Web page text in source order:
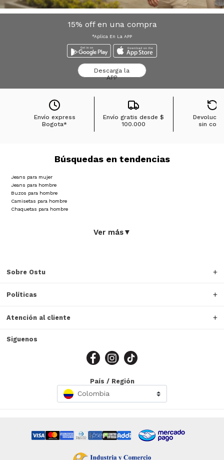
15% off en una compra
*Aplica En La APP
Descarga la
APP
Envío express
Bogota*
Envío gratis desde$
100.000
sin
Búsquedas en tendencias
Jeans para mujer
Jeans para hombre
Buzos para hombre
Camisetas para hombre
Chaquetas para hombre
Ver más▼
Sobre Ostu
Políticas
Atención al cliente
Siguenos
País / Región
Colombia